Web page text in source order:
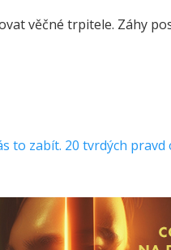
věčné trpitele. Záhy
to zabít. 20 tvrdých pravd